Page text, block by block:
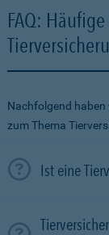
FAQ:
Nachfolgend haben
zum Thema
Ist eine